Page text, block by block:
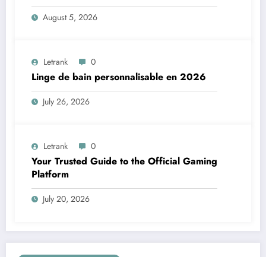
August 5, 2026
Letrank 0
Linge de bain personnalisable en 2026
July 26, 2026
Letrank 0
Your Trusted Guide to the Official Gaming
Platform
July 20, 2026